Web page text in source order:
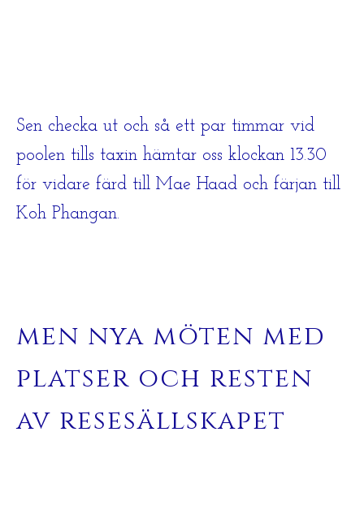
Sen checka ut och så ett par timmar vid
poolen tills taxin hämtar oss klockan 13.30
för vidare färd till Mae Haad och färjan till
Koh Phangan.
men nya möten med
platser och resten
av resesällskapet